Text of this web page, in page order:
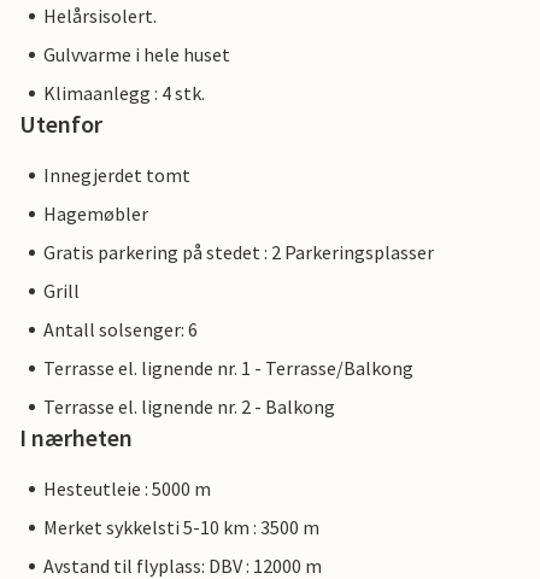
Helårsisolert.
Gulvvarme i hele huset
Klimaanlegg : 4 stk.
Utenfor
Innegjerdet tomt
Hagemøbler
Gratis parkering på stedet : 2 Parkeringsplasser
Grill
Antall solsenger: 6
Terrasse el. lignende nr. 1 - Terrasse/Balkong
Terrasse el. lignende nr. 2 - Balkong
I nærheten
Hesteutleie : 5000 m
Merket sykkelsti 5-10 km : 3500 m
Avstand til flyplass: DBV : 12000 m